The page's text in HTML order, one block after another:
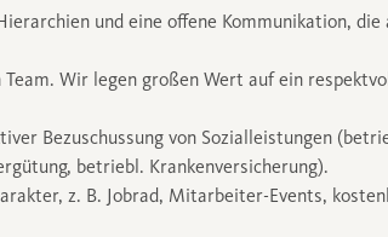
und eine offene Kommunikation, die
Wir legen großen Wert auf ein
Bezuschussung von Sozialleistungen
betriebl. Krankenversicherung).
z. B. Jobrad, Mitarbeiter-Events,